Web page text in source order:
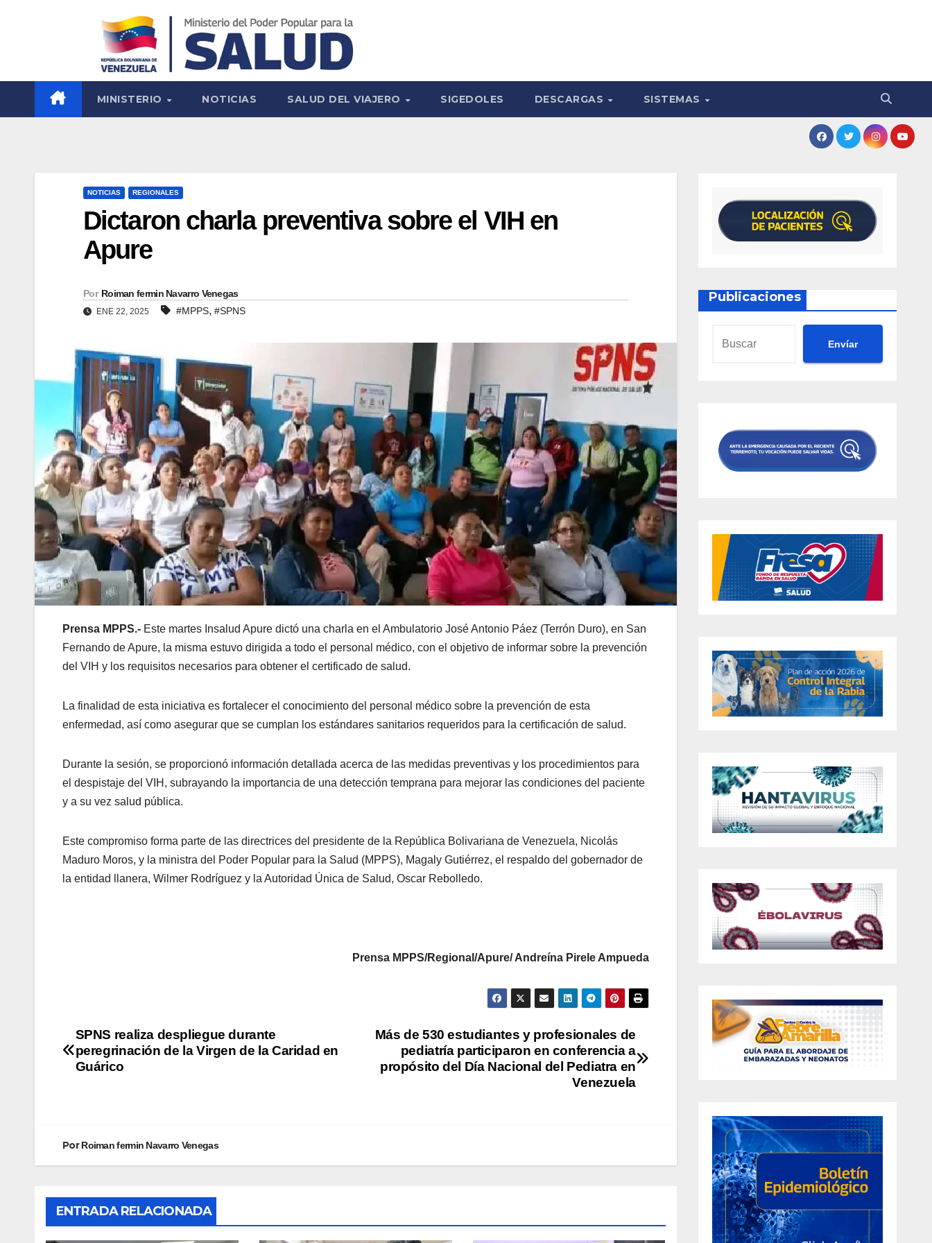
MINISTERIO NOTICIAS SALUD DEL VIAJERO SIGEDOLES DESCARGAS SISTEMAS
NOTICIAS REGIONALES
Dictaron charla preventiva sobre el VIH en
Apure
Por Roiman fermin Navarro Venegas
ENE 22, 2025 #MPPS, #SPNS
Prensa MPPS.- Este martes Insalud Apure dictó una charla en el Ambulatorio José Antonio Páez (Terrón Duro), en San
Fernando de Apure, la misma estuvo dirigida a todo el personal médico, con el objetivo de informar sobre la prevención
del VIH y los requisitos necesarios para obtener el certificado de salud.
La finalidad de esta iniciativa es fortalecer el conocimiento del personal médico sobre la prevención de esta
enfermedad, así como asegurar que se cumplan los estándares sanitarios requeridos para la certificación de salud.
Durante la sesión, se proporcionó información detallada acerca de las medidas preventivas y los procedimientos para
el despistaje del VIH, subrayando la importancia de una detección temprana para mejorar las condiciones del paciente
y a su vez salud pública.
Este compromiso forma parte de las directrices del presidente de la República Bolivariana de Venezuela, Nicolás
Maduro Moros, y la ministra del Poder Popular para la Salud (MPPS), Magaly Gutiérrez, el respaldo del gobernador de
la entidad llanera, Wilmer Rodríguez y la Autoridad Única de Salud, Oscar Rebolledo.
Prensa MPPS/Regional/Apure/ Andreína Pirele Ampueda
Más de 530 estudiantes y profesionales de
pediatría participaron en conferencia a
propósito del Día Nacional del Pediatra en
Venezuela
SPNS realiza despliegue durante
peregrinación de la Virgen de la Caridad en
Guárico
PorRoiman fermin Navarro Venegas
ENTRADA RELACIONADA
Publicaciones
Envíar